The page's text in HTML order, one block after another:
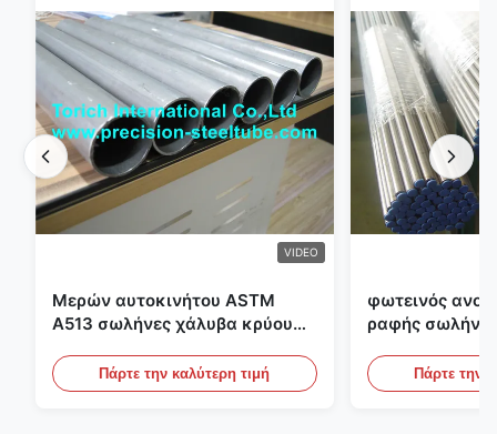
VIDEO
Μερών αυτοκινήτου ASTM
A513 σωλήνες χάλυβα κρύου
την παραγωγή DOM
Πάρτε την καλύτερη τιμή
φωτεινός
ραφής
υδραυλικά
Πάρτε την